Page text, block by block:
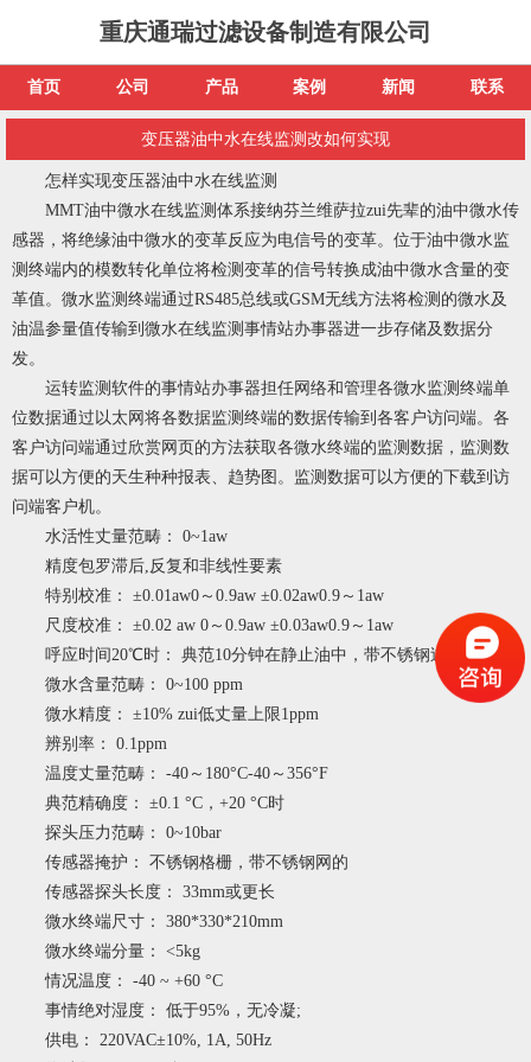
重庆通瑞过滤设备制造有限公司
首页 公司 产品 案例 新闻 联系
变压器油中水在线监测改如何实现
怎样实现变压器油中水在线监测
MMT油中微水在线监测体系接纳芬兰维萨拉zui先辈的油中微水传
感器，将绝缘油中微水的变革反应为电信号的变革。位于油中微水监
测终端内的模数转化单位将检测变革的信号转换成油中微水含量的变
革值。微水监测终端通过RS485总线或GSM无线方法将检测的微水及
油温参量值传输到微水在线监测事情站办事器进一步存储及数据分
发。
运转监测软件的事情站办事器担任网络和管理各微水监测终端单
位数据通过以太网将各数据监测终端的数据传输到各客户访问端。各
客户访问端通过欣赏网页的方法获取各微水终端的监测数据，监测数
据可以方便的天生种种报表、趋势图。监测数据可以方便的下载到访
问端客户机。
水活性丈量范畴： 0~1aw
精度包罗滞后,反复和非线性要素
特别校准： ±0.01aw0～0.9aw ±0.02aw0.9～1aw
尺度校准： ±0.02 aw 0～0.9aw ±0.03aw0.9～1aw
呼应时间20℃时： 典范10分钟在静止油中，带不锈钢过滤器
微水含量范畴： 0~100 ppm
微水精度： ±10% zui低丈量上限1ppm
辨别率： 0.1ppm
温度丈量范畴： -40～180°C-40～356°F
典范精确度： ±0.1 °C，+20 °C时
探头压力范畴： 0~10bar
传感器掩护： 不锈钢格栅，带不锈钢网的
传感器探头长度： 33mm或更长
微水终端尺寸： 380*330*210mm
微水终端分量： <5kg
情况温度： -40 ~ +60 °C
事情绝对湿度： 低于95%，无冷凝;
供电： 220VAC±10%, 1A, 50Hz